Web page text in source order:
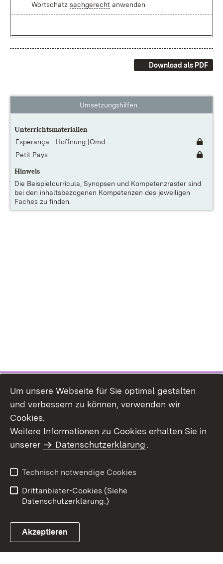
Wort­schatz sach­ge­recht an­wen­den
Download als PDF
Umsetzungshilfen
Unterrichtsmaterialien
Esperança - Hoffnung [Omd...
Petit Pays
Hinweis
Die Beispielcurricula, Synopsen und Kompetenzraster sind
bei den inhaltsbezogenen Kompetenzen des jeweiligen
Faches zu finden.
Um unsere Webseite für Sie optimal gestalten
und verbessern zu können, verwenden wir
Cookies.
Weitere Informationen zu Cookies erhalten Sie in
unserer
Datenschutzerklärung.
Technisch notwendige Cookies
Drittanbieter-Cookies (Siehe
Datenschutzerklärung.)
Akzeptieren